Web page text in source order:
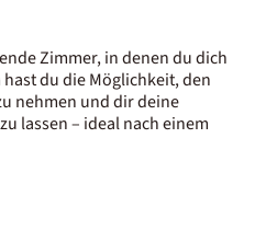
Zimmer, in denen du dich
du die Möglichkeit, den
nehmen und dir deine
lassen – ideal nach einem